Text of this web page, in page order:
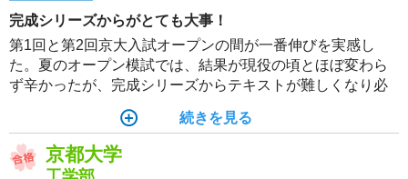
完成シリーズからがとても大事！
第1回と第2回京大入試オープンの間が一番伸びを実感し
た。夏のオープン模試では、結果が現役の頃とほぼ変わら
ず辛かったが、完成シリーズからテキストが難しくなり必
じられないくらい成績が上がった（特に理科）。完成シリ
ーズのテキストを完璧にすれば多くの大学は受かると思
う。
続きを見る
京都大学